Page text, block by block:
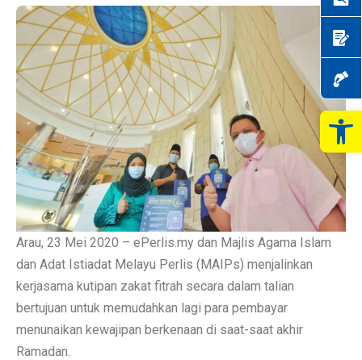
Arau, 23 Mei 2020 – ePerlis.my dan Majlis Agama Islam
dan Adat Istiadat Melayu Perlis (MAIPs) menjalinkan
kerjasama kutipan zakat fitrah secara dalam talian
bertujuan untuk memudahkan lagi para pembayar
menunaikan kewajipan berkenaan di saat-saat akhir
Ramadan.